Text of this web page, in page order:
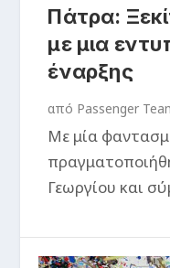
Πάτρα:
με μια
έναρξης
από Passenger
Με μία
Γεωργίου και